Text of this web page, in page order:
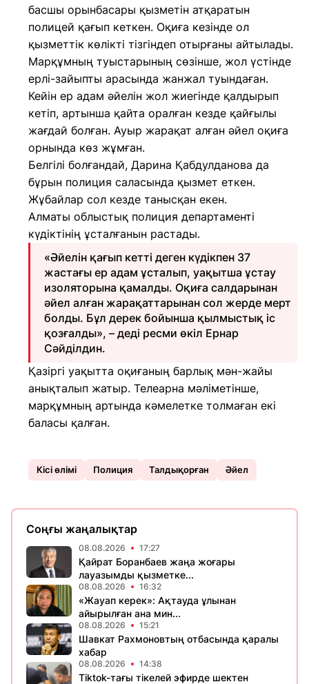
басшы орынбасары қызметін атқаратын
полицей қағып кеткен. Оқиға кезінде ол
қызметтік көлікті тізгіндеп отырғаны айтылады.
Марқұмның туыстарының сөзінше, жол үстінде
ерлі-зайыпты арасында жанжал туындаған.
Кейін ер адам әйелін жол жиегінде қалдырып
кетіп, артынша қайта оралған кезде қайғылы
жағдай болған. Ауыр жарақат алған әйел оқиға
орнында көз жұмған.
Белгілі болғандай, Дарина Қабдулданова да
бұрын полиция саласында қызмет еткен.
Жұбайлар сол кезде танысқан екен.
Алматы облыстық полиция департаменті
күдіктінің ұсталғанын растады.
«Әйелін қағып кетті деген күдікпен 37
жастағы ер адам ұсталып, уақытша ұстау
изоляторына қамалды. Оқиға салдарынан
әйел алған жарақаттарынан сол жерде мерт
болды. Бұл дерек бойынша қылмыстық іс
қозғалды», – деді ресми өкіл Ернар
Сәйділдин.
Қазіргі уақытта оқиғаның барлық мән-жайы
анықталып жатыр. Телеарна мәліметінше,
марқұмның артында кәмелетке толмаған екі
баласы қалған.
Кісі өлімі Полиция Талдықорған Әйел
Соңғы жаңалықтар
08.08.2026 17:27
Қайрат Боранбаев жаңа жоғары
лауазымды қызметке...
08.08.2026 16:32
«Жауап керек»: Ақтауда ұлынан
айырылған ана мин...
08.08.2026 15:21
Шавкат Рахмоновтың отбасында қаралы
хабар
08.08.2026 14:38
Tiktok-тағы тікелей эфирде шектен